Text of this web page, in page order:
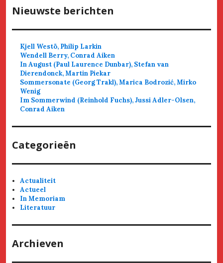
Nieuwste berichten
Kjell Westö, Philip Larkin
Wendell Berry, Conrad Aiken
In August (Paul Laurence Dunbar), Stefan van
Dierendonck, Martin Piekar
Sommersonate (Georg Trakl), Marica Bodrozić, Mirko
Wenig
Im Sommerwind (Reinhold Fuchs), Jussi Adler-Olsen,
Conrad Aiken
Categorieën
Actualiteit
Actueel
In Memoriam
Literatuur
Archieven